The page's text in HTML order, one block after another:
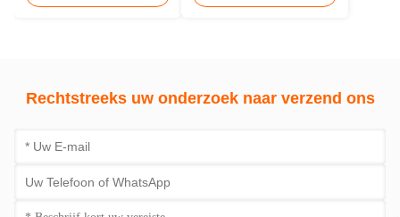
Rechtstreeks uw onderzoek naar verzend ons